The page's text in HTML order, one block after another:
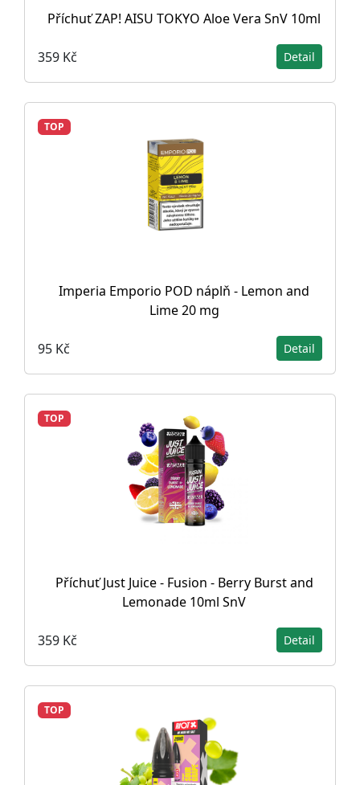
Příchuť ZAP! AISU TOKYO Aloe Vera SnV 10ml
359 Kč Detail
TOP
Imperia Emporio POD náplň - Lemon and
Lime 20 mg
95 Kč Detail
TOP
Příchuť Just Juice - Fusion - Berry Burst and
Lemonade 10ml SnV
359 Kč Detail
TOP